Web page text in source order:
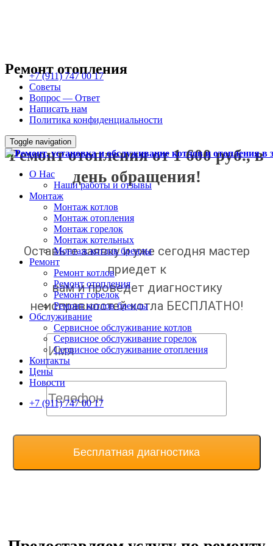
+7 (911) 747 00 17
Советы
Вопрос — Ответ
Написать нам
Политика конфиденциальности
Toggle navigation
О Нас
Наши работы и отзывы
Монтаж
Монтаж котлов
Монтаж отопления
Монтаж горелок
Монтаж котельных
Монтаж котлов бренды
Ремонт
Ремонт котлов
Ремонт отопления
Ремонт горелок
Ремонт котлов бренды
Обслуживание
Сервисное обслуживание котлов
Сервисное обслуживание горелок
Сервисное обслуживание отопления
Контакты
Цены
Новости
+7 (911) 747 00 17
Ремонт отопления
Ремонт отопления от 1 600 руб., в
день обращения!
Оставьте заявку и уже сегодня мастер
приедет к
вам и проведет диагностику
неисправностей котла БЕСПЛАТНО!